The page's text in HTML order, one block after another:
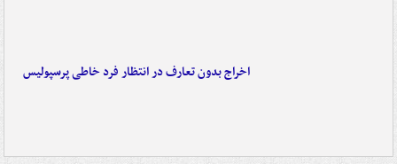
اخراج بدون تعارف در انتظار فرد خاطی پرسپولیس